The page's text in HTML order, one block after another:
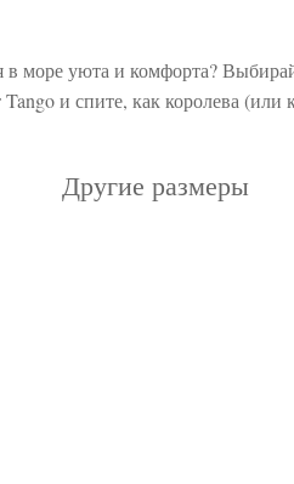
в море уюта и комфорта?
Tango и спите, как королева (или
Другие размеры